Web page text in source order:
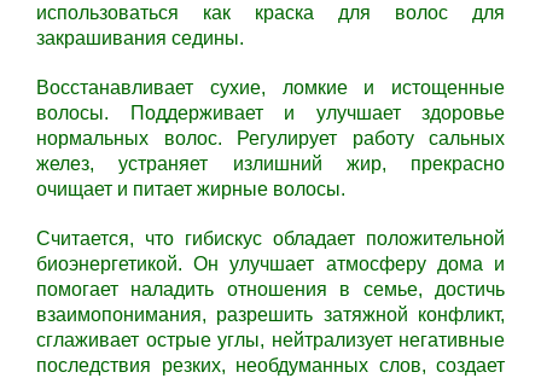
использоваться как краска для волос для
закрашивания седины.
Восстанавливает сухие, ломкие и истощенные
волосы. Поддерживает и улучшает здоровье
нормальных волос. Регулирует работу сальных
желез, устраняет излишний жир, прекрасно
очищает и питает жирные волосы.
Считается, что гибискус обладает положительной
биоэнергетикой. Он улучшает атмосферу дома и
помогает наладить отношения в семье, достичь
взаимопонимания, разрешить затяжной конфликт,
сглаживает острые углы, нейтрализует негативные
последствия резких, необдуманных слов, создает